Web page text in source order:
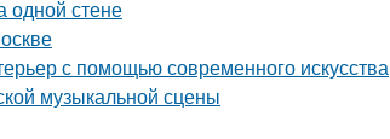
одной стене
с помощью современного искусства
музыкальной сцены